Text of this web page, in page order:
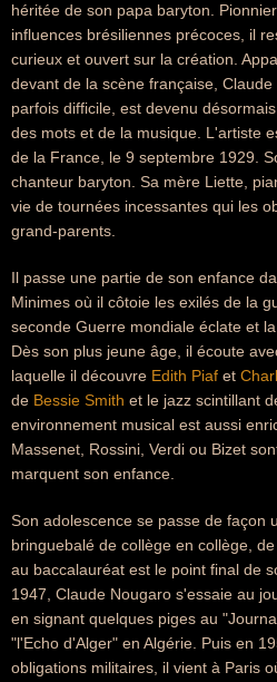
héritée de son papa baryton.
influences brésiliennes précoces, il
curieux et ouvert sur la création.
devant de la scène française,
parfois difficile, est devenu
des mots et de la musique. L'artiste
de la France, le 9 septembre 1929.
chanteur baryton. Sa mère Liette,
vie de tournées incessantes qui les
grand-parents.
Il passe une partie de son enfance
Minimes où il côtoie les exilés de la
seconde Guerre mondiale éclate et
Dès son plus jeune âge, il écoute
laquelle il découvre Edith Piaf et
de Bessie Smith et le jazz scintillant
environnement musical est aussi
Massenet, Rossini, Verdi ou Bizet
marquent son enfance.
Son adolescence se passe de façon
bringuebalé de collège en collège,
au baccalauréat est le point final de
1947, Claude Nougaro s'essaie au
en signant quelques piges au
"l'Echo d'Alger" en Algérie. Puis en
obligations militaires, il vient à Paris